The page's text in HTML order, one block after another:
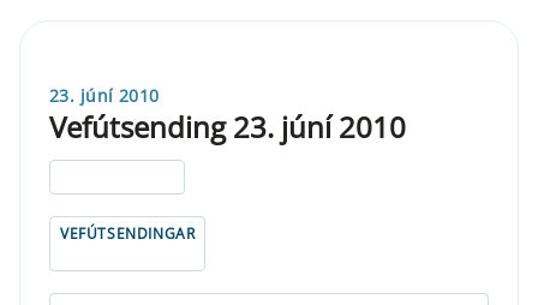
23. júní 2010
Vefútsending 23. júní 2010
VEFÚTSENDINGAR